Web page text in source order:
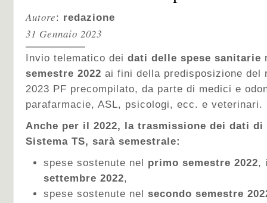
Autore: redazione
31 Gennaio 2023
Invio telematico dei dati delle spese sanitarie
semestre 2022 ai fini della predisposizione del
2023 PF precompilato, da parte di medici e
parafarmacie, ASL, psicologi, ecc. e veterinari.
Anche per il 2022, la trasmissione dei dati di
Sistema TS, sarà semestrale:
spese sostenute nel primo semestre 2022,
settembre 2022,
spese sostenute nel secondo semestre